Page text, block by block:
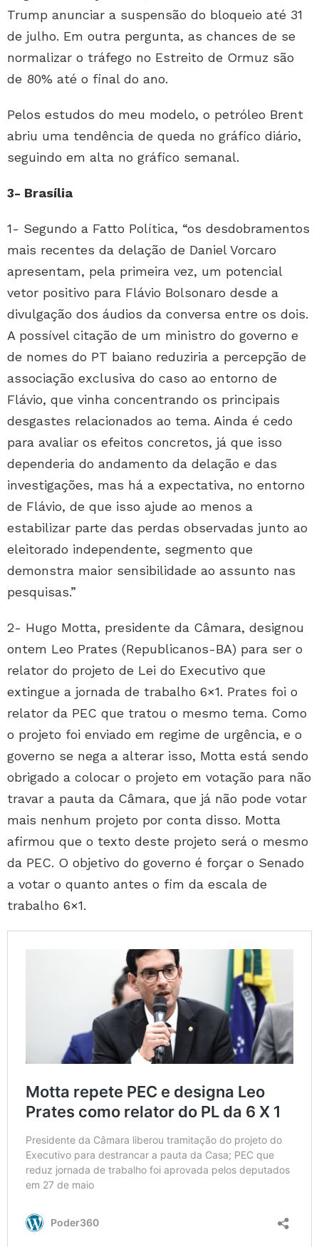
Trump anunciar a suspensão do bloqueio até 31
de julho. Em outra pergunta, as chances de se
normalizar o tráfego no Estreito de Ormuz são
de 80% até o final do ano.
Pelos estudos do meu modelo, o petróleo Brent
abriu uma tendência de queda no gráfico diário,
seguindo em alta no gráfico semanal.
3- Brasília
1- Segundo a Fatto Política, “os desdobramentos
mais recentes da delação de Daniel Vorcaro
apresentam, pela primeira vez, um potencial
vetor positivo para Flávio Bolsonaro desde a
divulgação dos áudios da conversa entre os dois.
A possível citação de um ministro do governo e
de nomes do PT baiano reduziria a percepção de
associação exclusiva do caso ao entorno de
Flávio, que vinha concentrando os principais
desgastes relacionados ao tema. Ainda é cedo
para avaliar os efeitos concretos, já que isso
dependeria do andamento da delação e das
investigações, mas há a expectativa, no entorno
de Flávio, de que isso ajude ao menos a
estabilizar parte das perdas observadas junto ao
eleitorado independente, segmento que
demonstra maior sensibilidade ao assunto nas
pesquisas.”
2- Hugo Motta, presidente da Câmara, designou
ontem Leo Prates (Republicanos-BA) para ser o
relator do projeto de Lei do Executivo que
extingue a jornada de trabalho 6×1. Prates foi o
relator da PEC que tratou o mesmo tema. Como
o projeto foi enviado em regime de urgência, e o
governo se nega a alterar isso, Motta está sendo
obrigado a colocar o projeto em votação para não
travar a pauta da Câmara, que já não pode votar
mais nenhum projeto por conta disso. Motta
afirmou que o texto deste projeto será o mesmo
da PEC. O objetivo do governo é forçar o Senado
a votar o quanto antes o fim da escala de
trabalho 6×1.